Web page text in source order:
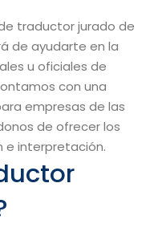
traductor jurado de
de ayudarte en la
u oficiales de
con una
empresas de las
de ofrecer los
e interpretación.